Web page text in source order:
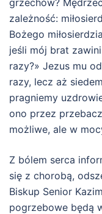
grzechów?
zależność:
Bożego
jeśli mój brat
razy?» Jezus mu
razy, lecz aż
pragniemy
ono przez
możliwe, ale w
Z bólem serca
się z chorobą,
Biskup Senior
pogrzebowe będą